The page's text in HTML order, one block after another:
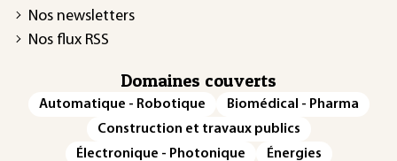
Nos newsletters
Nos flux RSS
Domaines couverts
Automatique - Robotique
Biomédical - Pharma
Construction et travaux publics
Électronique - Photonique
Énergies